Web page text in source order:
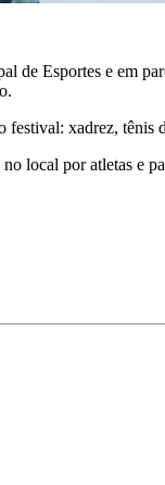
de Esportes e em
xadrez,
local por atletas e